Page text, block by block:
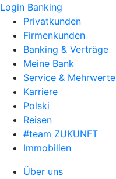
Login Banking
Privatkunden
Firmenkunden
Banking & Verträge
Meine Bank
Service & Mehrwerte
Karriere
Polski
Reisen
#team ZUKUNFT
Immobilien
Über uns